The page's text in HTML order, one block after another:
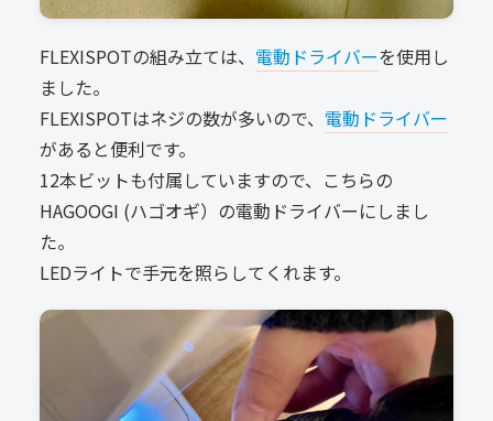
FLEXISPOTの組み立ては、 電動ドライバーを使用し
ました。
FLEXISPOTはネジの数が多いので、 電動ドライバー
があると便利です。
12本ビットも付属していますので、こちらの
HAGOOGI (ハゴオギ） の電動ドライバーにしまし
た。
LEDライトで手元を照らしてくれます。